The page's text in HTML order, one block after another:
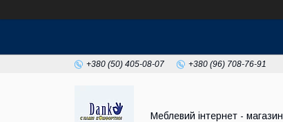
+380 (50) 405-08-07 +380 (96) 708-76-91
Меблевий інтернет - магазин